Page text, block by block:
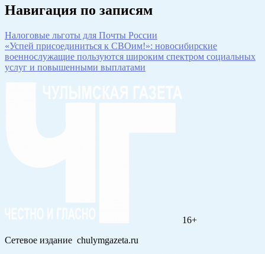
Навигация по записям
Налоговые льготы для Почты России
«Успей присоединиться к СВОим!»: новосибирские
военнослужащие пользуются широким спектром социальных
услуг и повышенными выплатами
16+
Сетевое издание chulymgazeta.ru